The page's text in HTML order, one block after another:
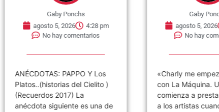
5, 2026
4:28 pm
No hay comentarios
PAPPO Y Los
del Cielito )
2017) La
siguiente es una de
agosto 5, 2026
4:19 pm
No hay comentarios
«Charly me empezó a gustar
con La Máquina. Uno
comienza a prestarle atención
a los artistas cuando hacen...